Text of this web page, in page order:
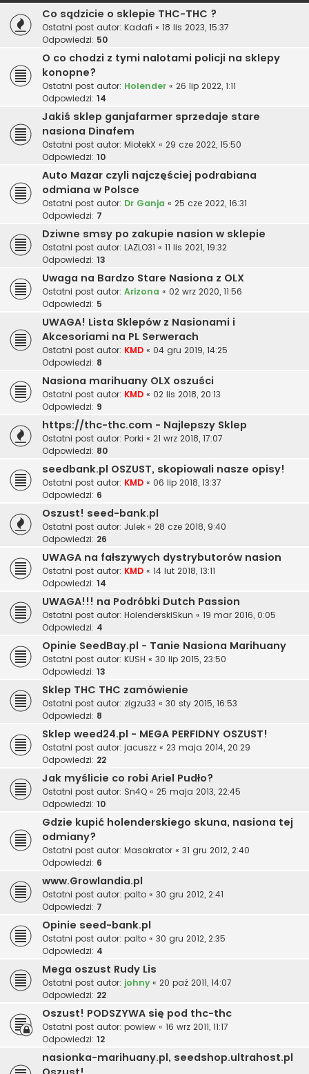
Co sądzicie o sklepie THC-THC ?
Ostatni post autor: Kadafi « 18 lis 2023, 15:37
Odpowiedzi: 50
O co chodzi z tymi nalotami policji na sklepy
konopne?
Ostatni post autor: Holender « 26 lip 2022, 1:11
Odpowiedzi: 14
Jakiś sklep ganjafarmer sprzedaje stare
nasiona Dinafem
Ostatni post autor: MiotekX « 29 cze 2022, 15:50
Odpowiedzi: 10
Auto Mazar czyli najczęściej podrabiana
odmiana w Polsce
Ostatni post autor: Dr Ganja « 25 cze 2022, 16:31
Odpowiedzi: 7
Dziwne smsy po zakupie nasion w sklepie
Ostatni post autor: LAZLO31 « 11 lis 2021, 19:32
Odpowiedzi: 13
Uwaga na Bardzo Stare Nasiona z OLX
Ostatni post autor: Arizona « 02 wrz 2020, 11:56
Odpowiedzi: 5
UWAGA! Lista Sklepów z Nasionami i
Akcesoriami na PL Serwerach
Ostatni post autor: KMD « 04 gru 2019, 14:25
Odpowiedzi: 8
Nasiona marihuany OLX oszuści
Ostatni post autor: KMD « 02 lis 2018, 20:13
Odpowiedzi: 9
https://thc-thc.com - Najlepszy Sklep
Ostatni post autor: Porki « 21 wrz 2018, 17:07
Odpowiedzi: 80
seedbank.pl OSZUST, skopiowali nasze opisy!
Ostatni post autor: KMD « 06 lip 2018, 13:37
Odpowiedzi: 6
Oszust! seed-bank.pl
Ostatni post autor: Julek « 28 cze 2018, 9:40
Odpowiedzi: 26
UWAGA na fałszywych dystrybutorów nasion
Ostatni post autor: KMD « 14 lut 2018, 13:11
Odpowiedzi: 14
UWAGA!!! na Podróbki Dutch Passion
Ostatni post autor: HolenderskiSkun « 19 mar 2016, 0:05
Odpowiedzi: 4
Opinie SeedBay.pl - Tanie Nasiona Marihuany
Ostatni post autor: KUSH « 30 lip 2015, 23:50
Odpowiedzi: 13
Sklep THC THC zamówienie
Ostatni post autor: zigzu33 « 30 sty 2015, 16:53
Odpowiedzi: 8
Sklep weed24.pl - MEGA PERFIDNY OSZUST!
Ostatni post autor: jacuszz « 23 maja 2014, 20:29
Odpowiedzi: 22
Jak myślicie co robi Ariel Pudło?
Ostatni post autor: Sn4Q « 25 maja 2013, 22:45
Odpowiedzi: 10
Gdzie kupić holenderskiego skuna, nasiona tej
odmiany?
Ostatni post autor: Masakrator « 31 gru 2012, 2:40
Odpowiedzi: 6
www.Growlandia.pl
Ostatni post autor: palto « 30 gru 2012, 2:41
Odpowiedzi: 7
Opinie seed-bank.pl
Ostatni post autor: palto « 30 gru 2012, 2:35
Odpowiedzi: 4
Mega oszust Rudy Lis
Ostatni post autor: johny « 20 paź 2011, 14:07
Odpowiedzi: 22
Oszust! PODSZYWA się pod thc-thc
Ostatni post autor: powiew « 16 wrz 2011, 11:17
Odpowiedzi: 12
nasionka-marihuany.pl, seedshop.ultrahost.pl